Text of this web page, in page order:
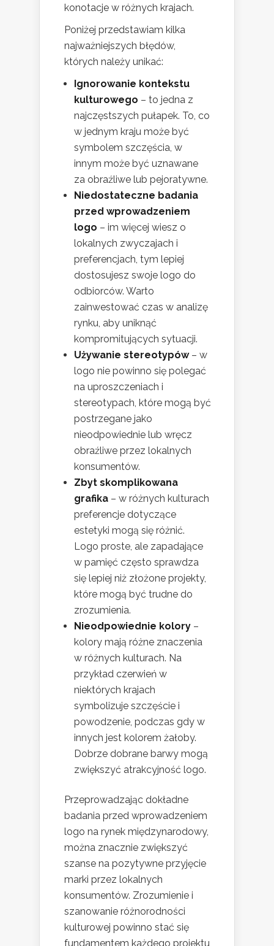
konotacje w różnych krajach.
Poniżej przedstawiam kilka
najważniejszych błędów,
których należy unikać:
Ignorowanie kontekstu
kulturowego – to jedna z
najczęstszych pułapek. To, co
w jednym kraju może być
symbolem szczęścia, w
innym może być uznawane
za obraźliwe lub pejoratywne.
Niedostateczne badania
przed wprowadzeniem
logo – im więcej wiesz o
lokalnych zwyczajach i
preferencjach, tym lepiej
dostosujesz swoje logo do
odbiorców. Warto
zainwestować czas w analizę
rynku, aby uniknąć
kompromitujących sytuacji.
Używanie stereotypów– w
logo nie powinno się polegać
na uproszczeniach i
stereotypach, które mogą być
postrzegane jako
nieodpowiednie lub wręcz
obraźliwe przez lokalnych
konsumentów.
Zbyt skomplikowana
grafika – w różnych kulturach
preferencje dotyczące
estetyki mogą się różnić.
Logo proste, ale zapadające
w pamięć często sprawdza
się lepiej niż złożone projekty,
które mogą być trudne do
zrozumienia.
Nieodpowiednie kolory –
kolory mają różne znaczenia
w różnych kulturach. Na
przykład czerwień w
niektórych krajach
symbolizuje szczęście i
powodzenie, podczas gdy w
innych jest kolorem żałoby.
Dobrze dobrane barwy mogą
zwiększyć atrakcyjność logo.
Przeprowadzając dokładne
badania przed wprowadzeniem
logo na rynek międzynarodowy,
można znacznie zwiększyć
szanse na pozytywne przyjęcie
marki przez lokalnych
konsumentów. Zrozumienie i
szanowanie różnorodności
kulturowej powinno stać się
fundamentem każdego projektu